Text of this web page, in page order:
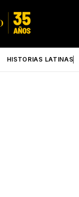
HISTORIAS LATINAS